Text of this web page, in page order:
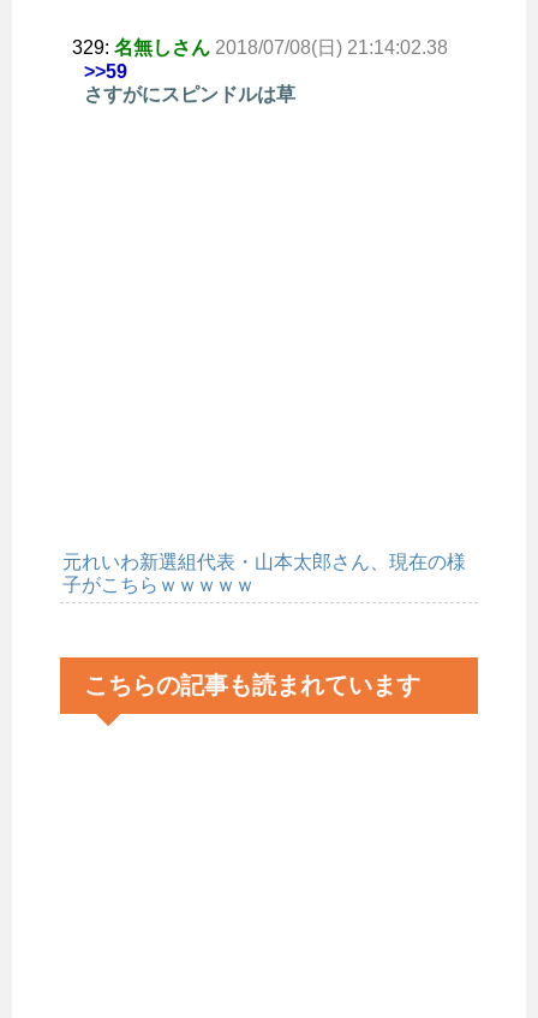
329: 名無しさん 2018/07/08(日) 21:14:02.38
>>59
さすがにスピンドルは草
元れいわ新選組代表・山本太郎さん、現在の様
子がこちらｗｗｗｗｗ
こちらの記事も読まれています